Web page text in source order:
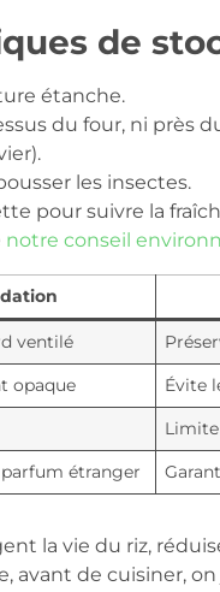
de
étanche.
du four, ni près
les insectes.
pour suivre la
notre conseil
ventilé
opaque
Évite
parfum étranger
la vie du riz,
avant de cuisiner,